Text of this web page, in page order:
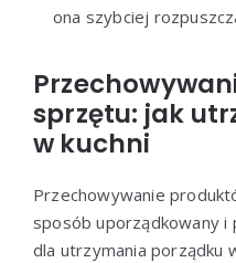
ona szybciej
sprzętu: jak
w kuchni
Przechowywanie
sposób uporządkowany i
dla utrzymania porządku